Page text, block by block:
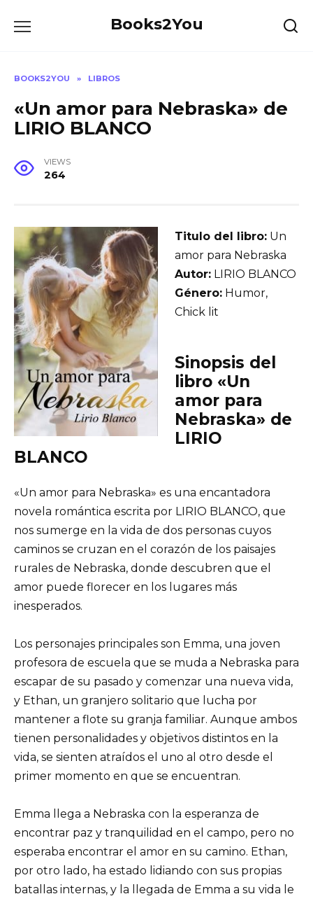
Books2You
BOOKS2YOU » LIBROS
«Un amor para Nebraska» de
LIRIO BLANCO
VIEWS
264
Titulo del libro: Un
amor para Nebraska
Autor: LIRIO BLANCO
Género: Humor,
Chick lit
Sinopsis del
libro «Un
amor para
Nebraska» de
LIRIO
BLANCO
«Un amor para Nebraska» es una encantadora
novela romántica escrita por LIRIO BLANCO, que
nos sumerge en la vida de dos personas cuyos
caminos se cruzan en el corazón de los paisajes
rurales de Nebraska, donde descubren que el
amor puede florecer en los lugares más
inesperados.
Los personajes principales son Emma, una joven
profesora de escuela que se muda a Nebraska para
escapar de su pasado y comenzar una nueva vida,
y Ethan, un granjero solitario que lucha por
mantener a flote su granja familiar. Aunque ambos
tienen personalidades y objetivos distintos en la
vida, se sienten atraídos el uno al otro desde el
primer momento en que se encuentran.
Emma llega a Nebraska con la esperanza de
encontrar paz y tranquilidad en el campo, pero no
esperaba encontrar el amor en su camino. Ethan,
por otro lado, ha estado lidiando con sus propias
batallas internas, y la llegada de Emma a su vida le